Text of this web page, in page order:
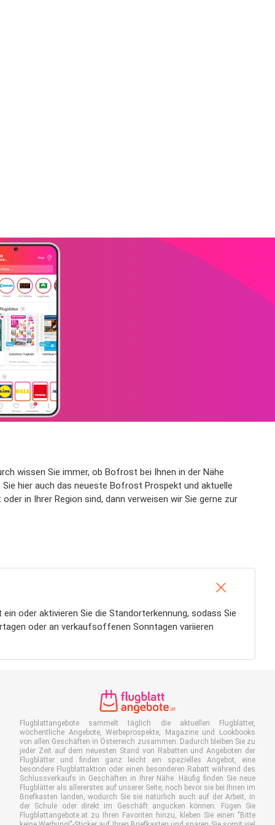
wissen Sie immer, ob Bofrost bei Ihnen in der Nähe
hier auch das neueste Bofrost Prospekt und aktuelle
in Ihrer Region sind, dann verweisen wir Sie gerne zur
oder aktivieren Sie die Standorterkennung, sodass Sie
oder an verkaufsoffenen Sonntagen variieren
Flugblattangebote sammelt täglich die aktuellen Flugblätter,
wöchentliche Angebote, Werbeprospekte, Magazine und Lookbooks
von allen Geschäften in Österreich zusammen. Dadurch bleiben Sie zu
jeder Zeit auf dem neuesten Stand von Rabatten und Angeboten der
Flugblätter und finden ganz leicht ein spezielles Angebot, eine
besondere Flugblattaktion oder einen besonderen Rabatt während des
Schlussverkaufs in Geschäften in Ihrer Nähe. Häufig finden Sie neue
Flugblätter als allererstes auf unserer Seite, noch bevor sie bei Ihnen im
Briefkasten landen, wodurch Sie sie natürlich auch auf der Arbeit, in
der Schule oder direkt im Geschäft angucken können. Fügen Sie
Flugblattangebote.at zu Ihren Favoriten hinzu, kleben Sie einen "Bitte